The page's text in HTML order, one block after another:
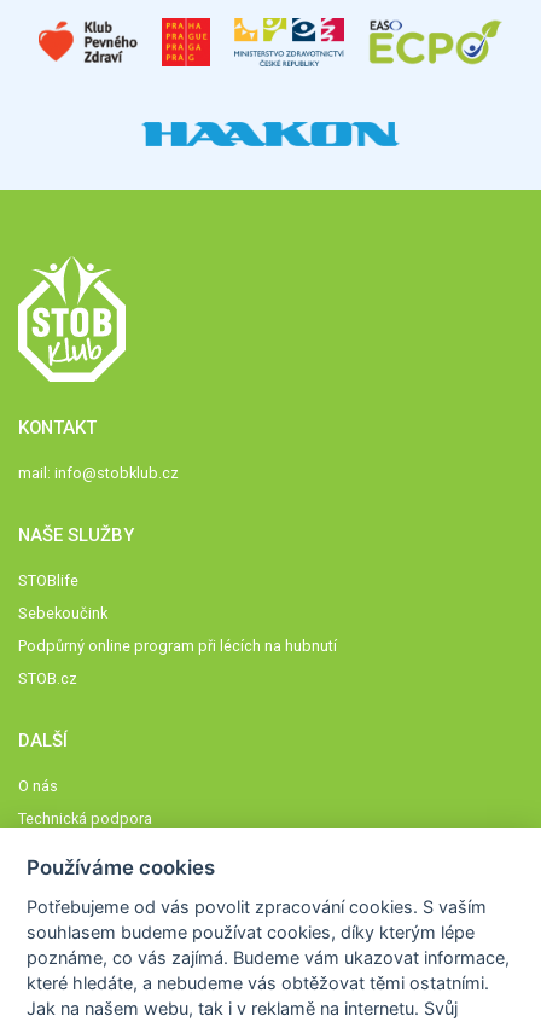
KONTAKT
mail: info@stobklub.cz
NAŠE SLUŽBY
STOBlife
Sebekoučink
Podpůrný online program při lécích na hubnutí
STOB.cz
DALŠÍ
O nás
Technická podpora
Členové STOBklubu
Zásady nakládání s osobními údaji
Otestujte se
Spočítejte si
Používáme cookies
Potřebujeme od vás povolit zpracování cookies. S vaším
souhlasem budeme používat cookies, díky kterým lépe
poznáme,co vás zajímá. Budeme vám ukazovat informace,
které hledáte, a nebudeme vás obtěžovat těmi ostatními.
Jak na našem webu, tak i v reklamě na internetu. Svůj